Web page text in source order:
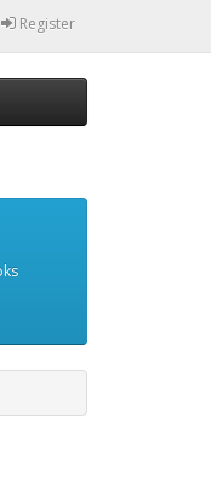
Register